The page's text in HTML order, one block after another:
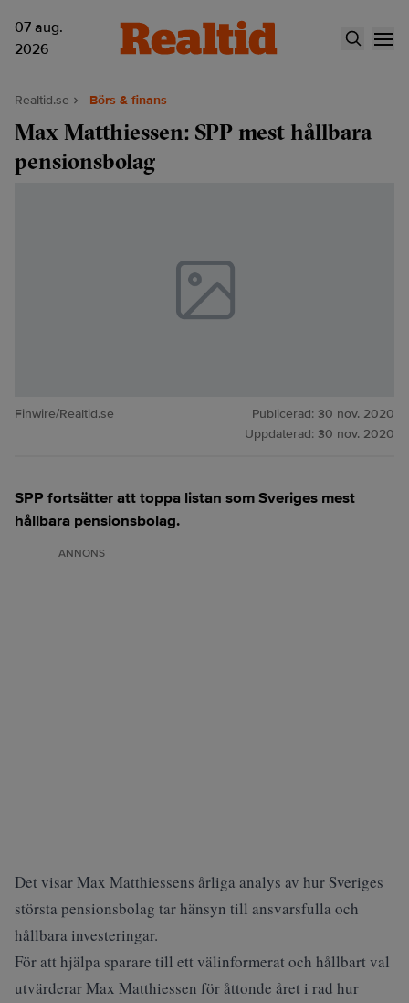
07 aug.
2026
Realtid.se Börs & finans
Max Matthiessen: SPP mest hållbara
pensionsbolag
Finwire/Realtid.se Publicerad: 30 nov. 2020
Uppdaterad: 30 nov. 2020
SPP fortsätter att toppa listan som Sveriges mest
hållbara pensionsbolag.
ANNONS
Det visar Max Matthiessens årliga analys av hur Sveriges
största pensionsbolag tar hänsyn till ansvarsfulla och
hållbara investeringar.
För att hjälpa sparare till ett välinformerat och hållbart val
utvärderar Max Matthiessen för åttonde året i rad hur